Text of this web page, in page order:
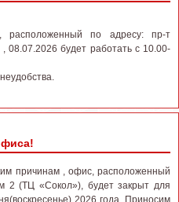
расположенный по адресу: пр-т
08.07.2026 будет работать с 10.00-
причинам , офис, расположенный
2 (ТЦ «Сокол»), будет закрыт для
2026 года. Приносим